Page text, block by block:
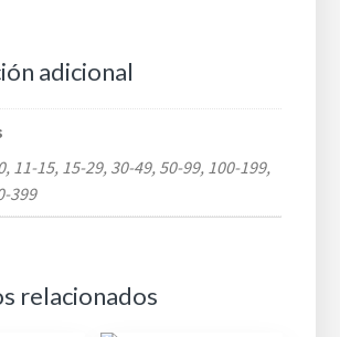
adicional
11-15, 15-29, 30-49, 50-99, 100-199,
399
relacionados